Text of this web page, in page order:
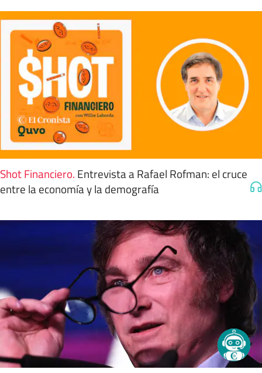
Shot Financiero. Entrevista a Rafael Rofman: el cruce
entre la economía y la demografía